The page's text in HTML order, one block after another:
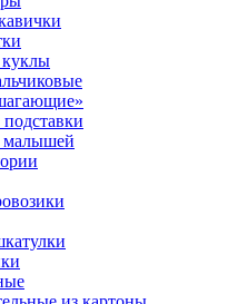
куклы
малышей